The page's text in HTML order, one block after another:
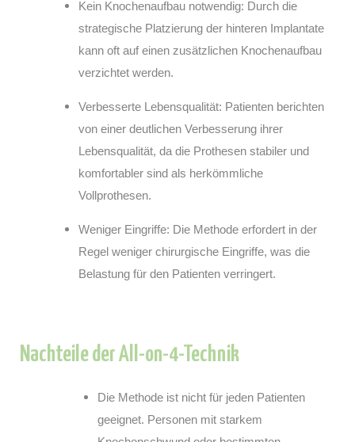
Kein Knochenaufbau notwendig: Durch die
strategische Platzierung der hinteren Implantate
kann oft auf einen zusätzlichen Knochenaufbau
verzichtet werden.
Verbesserte Lebensqualität: Patienten berichten
von einer deutlichen Verbesserung ihrer
Lebensqualität, da die Prothesen stabiler und
komfortabler sind als herkömmliche
Vollprothesen.
Weniger Eingriffe: Die Methode erfordert in der
Regel weniger chirurgische Eingriffe, was die
Belastung für den Patienten verringert.
Nachteile der All-on-4-Technik
Die Methode ist nicht für jeden Patienten
geeignet. Personen mit starkem